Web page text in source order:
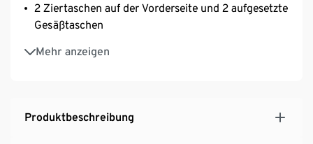
2 Ziertaschen auf der Vorderseite und 2 aufgesetzte
Gesäßtaschen
Mehr anzeigen
Mit Elasthan: formbeständiger, perfekter Sitz, hoher
Tragekomfort
Produktbeschreibung